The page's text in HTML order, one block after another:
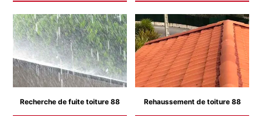
Recherche de fuite toiture 88 Rehaussement de toiture 88